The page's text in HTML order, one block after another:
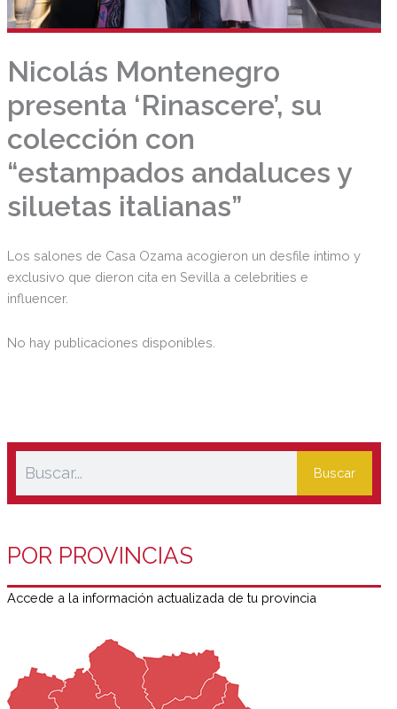
Nicolás Montenegro
presenta ‘Rinascere’, su
colección con
“estampados andaluces y
siluetas italianas”
Los salones de Casa Ozama acogieron un desfile íntimo y
exclusivo que dieron cita en Sevilla a celebrities e
influencer.
No hay publicaciones disponibles.
Buscar
POR PROVINCIAS
Accede a la información actualizada de tu provincia